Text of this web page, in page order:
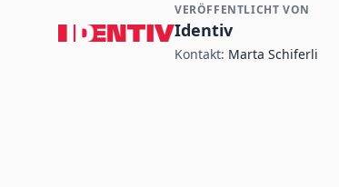
Kontakt- und Firmeninformationen
VERÖFFENTLICHT VON
Identiv
Kontakt: Marta Schiferli